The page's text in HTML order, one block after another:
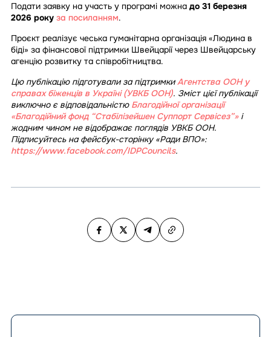
Подати заявку на участь у програмі можна до 31 березня
2026 року за посиланням.
Проєкт реалізує чеська гуманітарна організація «Людина в
біді» за фінансової підтримки Швейцарії через Швейцарську
агенцію розвитку та співробітництва.
Цю публікацію підготували за підтримкиАгентства ООН у
справах біженців в Україні (УВКБ ООН). Зміст цієї публікації
виключно є відповідальністю Благодійної організації
«Благодійний фонд “Стабілізейшен Суппорт Сервісез”»і
жодним чином не відображає поглядів УВКБ ООН.
Підписуйтесь на фейсбук-сторінку «Ради ВПО»:
https://www.facebook.com/IDPCouncils.